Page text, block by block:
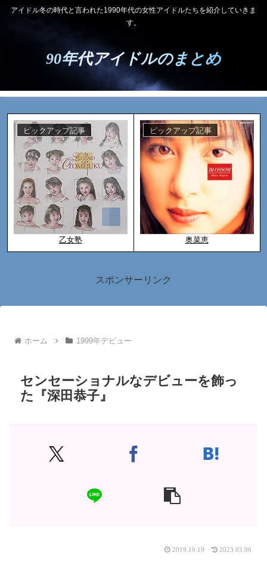
アイドル冬の時代と言われた1990年代の女性アイドルたちを紹介していきま
す。
90年代アイドルのまとめ
ピックアップ記事
乙女塾
ピックアップ記事
奥菜恵
スポンサーリンク
ホーム 1999年デビュー
センセーショナルなデビューを飾っ
た『深田恭子』
2019.10.19 2023.03.06